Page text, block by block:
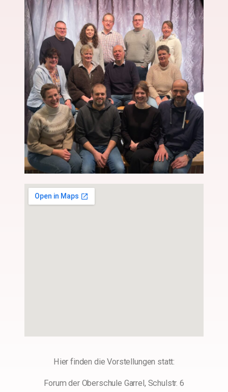
Hier finden die Vorstellungen statt:
Forum der Oberschule Garrel, Schulstr. 6